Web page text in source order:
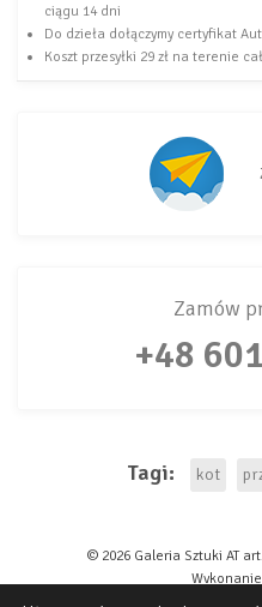
ciągu 14 dni
Do dzieła dołączymy certyfikat
Koszt przesyłki 29 zł na terenie
Oświadczam, że
Zamów
+48
Tagi: kot
© 2026 Galeria Sztuki AT
Wykonanie